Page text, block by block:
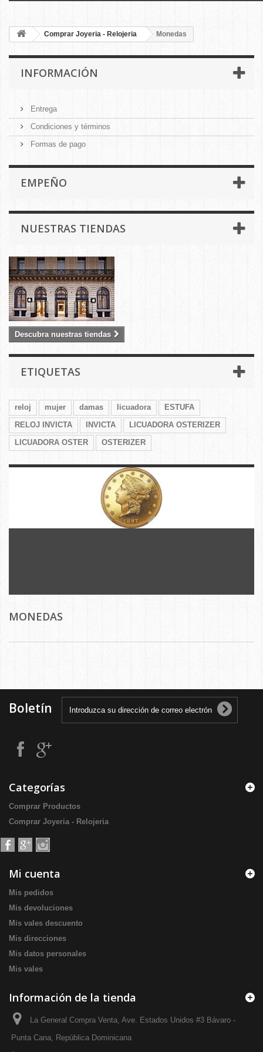
Comprar Joyeria - Relojeria Monedas
INFORMACIÓN
Entrega
Condiciones y términos
Formas de pago
EMPEÑO
NUESTRAS TIENDAS
Descubra nuestras tiendas
ETIQUETAS
reloj mujer damas licuadora
ESTUFA
RELOJ INVICTA
INVICTA
LICUADORA OSTERIZER
LICUADORA OSTER
OSTERIZER
MONEDAS
Boletín
Categorías
Comprar Productos
Comprar Joyeria - Relojeria
Mi cuenta
Mis pedidos
Mis devoluciones
Mis vales descuento
Mis direcciones
Mis datos personales
Mis vales
Información de la tienda
La General Compra Venta, Ave. Estados Unidos #3 Bávaro -
Punta Cana, República Dominicana